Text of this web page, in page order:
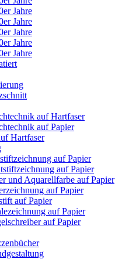
Jahre
Jahre
Jahre
Jahre
Jahre
auf Hartfaser
auf Papier
Hartfaser
auf Papier
auf Papier
und Aquarellfarbe auf Papier
auf Papier
auf Papier
auf Papier
auf Papier